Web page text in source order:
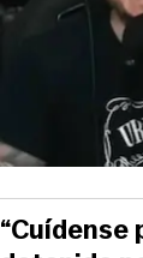
“Cuídense